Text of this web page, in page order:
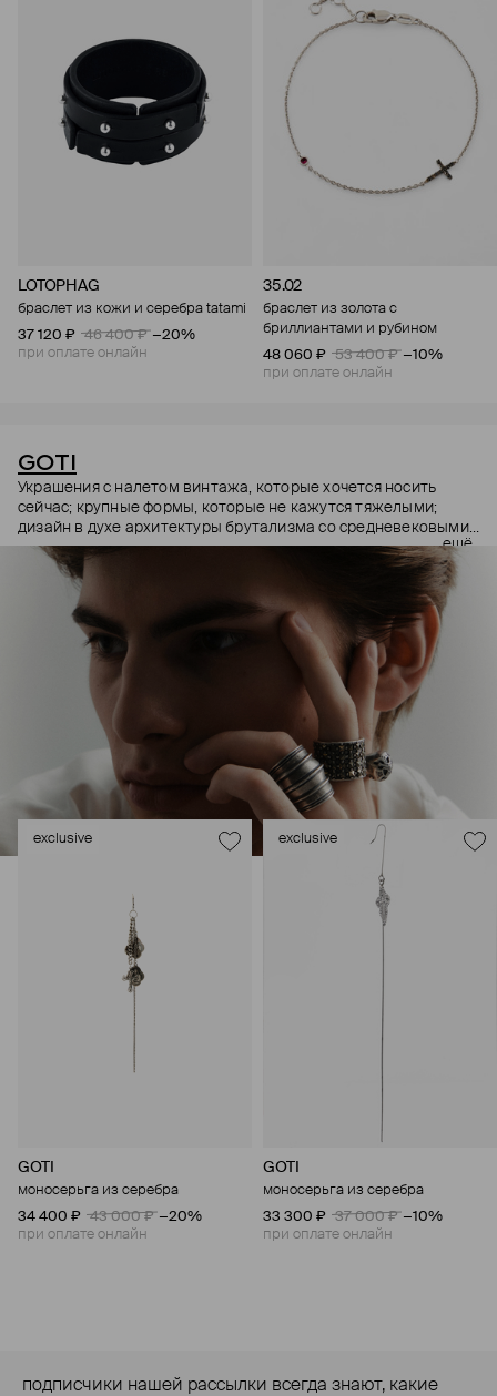
LOTOPHAG
браслет из кожи и серебра tatami
37 120 ₽
46 400 ₽ −20%
при оплате онлайн
35.02
браслет из золота с
бриллиантами и рубином
48 060 ₽
53 400 ₽ −10%
при оплате онлайн
GOTI
Украшения с налетом винтажа, которые хочется носить
сейчас; крупные формы, которые не кажутся тяжелыми;
дизайн в духе архитектуры брутализма со средневековыми
символами – эстетика итальянского бренда GOTI строится
на красивых парадоксах. Парадоксах, которые не
замечаешь, потому что элементы каждого украшения
складываются максимально гармонично.
ещё
exclusive
GOTI
моносерьга из серебра
34 400 ₽
43 000 ₽ −20%
при оплате онлайн
exclusive
GOTI
моносерьга из серебра
33 300 ₽
37 000 ₽ −10%
при оплате онлайн
подписчики нашей рассылки всегда знают, какие